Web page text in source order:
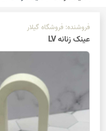
فروشنده: فروشگاه گیلار
عینک زنانه LV